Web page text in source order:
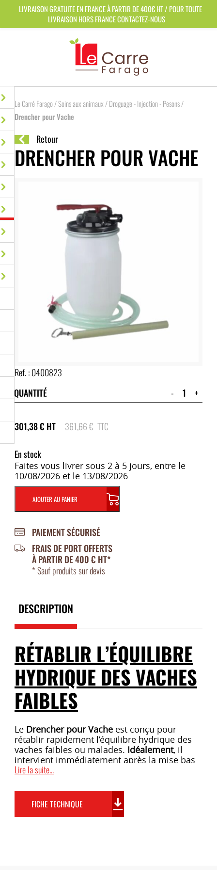
Le Carré Farago/Soins aux animaux /Droguage - Injection - Pesons/
Drencher pour Vache
Retour
DRENCHER POUR VACHE
Ref. :0400823
QUANTITÉ
- +
301,38€ HT 361,66€ TTC
En stock
Faites vous livrer sous 2 à 5 jours, entre le
10/08/2026 et le 13/08/2026
AJOUTER AU PANIER
PAIEMENT SÉCURISÉ
FRAIS DE PORT OFFERTS
À PARTIR DE 400 € HT*
* Sauf produits sur devis
DESCRIPTION
RÉTABLIR L’ÉQUILIBRE
HYDRIQUE DES VACHES
FAIBLES
Le Drencher pour Vache est conçu pour
rétablir rapidement l’équilibre hydrique des
vaches faibles ou malades. Idéalement, il
intervient immédiatement après la mise bas
ou en cas d’affections telles que la mammite,
(cétose).Grâce àsa pompe à membrane, il
permet d’administrer une grande quantité de
liquide directement dans le rumen, favorisant
ainsi une réhydratation rapide.
Lire la suite...
FICHE TECHNIQUE
LIVRAISON GRATUITE EN FRANCE À PARTIR DE 400€ HT / POUR TOUTE
LIVRAISON HORS FRANCE CONTACTEZ-NOUS
Panneau de gestion des cookies